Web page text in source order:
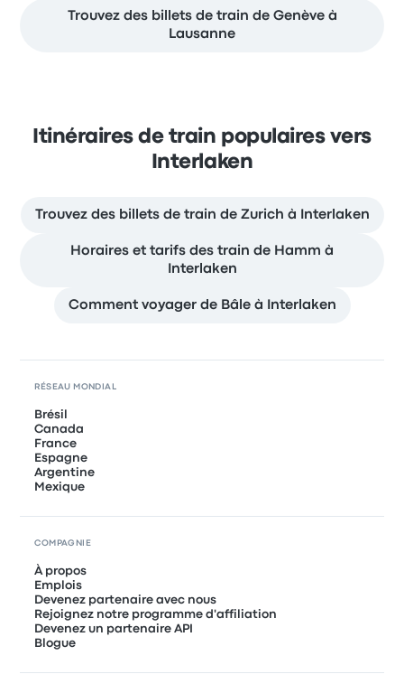
Trouvez des billets de train de Genève à
Lausanne
Itinéraires de train populaires vers
Interlaken
Trouvez des billets de train de Zurich à Interlaken
Horaires et tarifs des train de Hamm à
Interlaken
Comment voyager de Bâle à Interlaken
RÉSEAU MONDIAL
Brésil
Canada
France
Espagne
Argentine
Mexique
COMPAGNIE
À propos
Emplois
Devenez partenaire avec nous
Rejoignez notre programme d'affiliation
Devenez un partenaire API
Blogue